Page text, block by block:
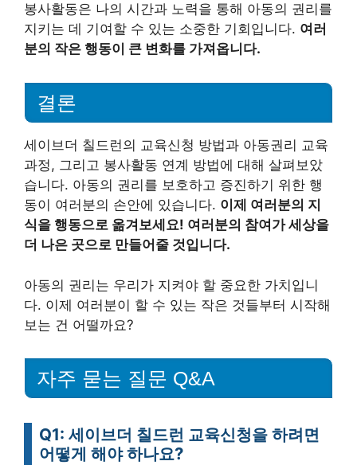
봉사활동은 나의 시간과 노력을 통해 아동의 권리를
지키는 데 기여할 수 있는 소중한 기회입니다. 여러
분의 작은 행동이 큰 변화를 가져옵니다.
결론
세이브더 칠드런의 교육신청 방법과 아동권리 교육
과정, 그리고 봉사활동 연계 방법에 대해 살펴보았
습니다. 아동의 권리를 보호하고 증진하기 위한 행
동이 여러분의 손안에 있습니다. 이제 여러분의 지
식을 행동으로 옮겨보세요! 여러분의 참여가 세상을
더 나은 곳으로 만들어줄 것입니다.
아동의 권리는 우리가 지켜야 할 중요한 가치입니
다. 이제 여러분이 할 수 있는 작은 것들부터 시작해
보는 건 어떨까요?
자주 묻는 질문 Q&A
Q1: 세이브더 칠드런 교육신청을 하려면
어떻게 해야 하나요?